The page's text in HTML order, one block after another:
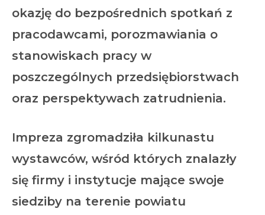
okazję do bezpośrednich spotkań z
pracodawcami, porozmawiania o
stanowiskach pracy w
poszczególnych przedsiębiorstwach
oraz perspektywach zatrudnienia.
Impreza zgromadziła kilkunastu
wystawców, wśród których znalazły
się firmy i instytucje mające swoje
siedziby na terenie powiatu